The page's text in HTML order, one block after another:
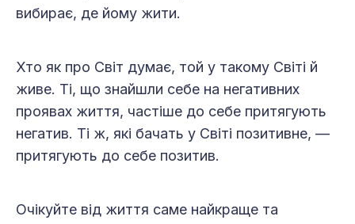
вибирає, де йому жити.
Хто як про Світ думає, той у такому Світі й
живе. Ті, що знайшли себе на негативних
проявах життя, частіше до себе притягують
негатив. Ті ж, які бачать у Світі позитивне, —
притягують до себе позитив.
Очікуйте від життя саме найкраще та